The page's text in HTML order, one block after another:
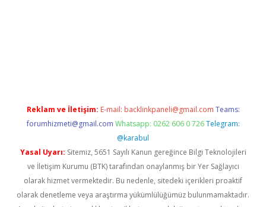
Reklam ve İletişim: E-mail: backlinkpaneli@gmail.com Teams:
forumhizmeti@gmail.com Whatsapp: 0262 606 0 726 Telegram:
@karabul
Yasal Uyarı: Sitemiz, 5651 Sayılı Kanun gereğince Bilgi Teknolojileri
ve İletişim Kurumu (BTK) tarafından onaylanmış bir Yer Sağlayıcı
olarak hizmet vermektedir. Bu nedenle, sitedeki içerikleri proaktif
olarak denetleme veya araştırma yükümlülüğümüz bulunmamaktadır.